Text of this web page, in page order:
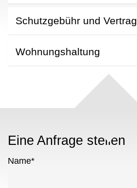
Schutzgebühr und Vertrag
Wohnungshaltung
Eine Anfrage stellen
Name*